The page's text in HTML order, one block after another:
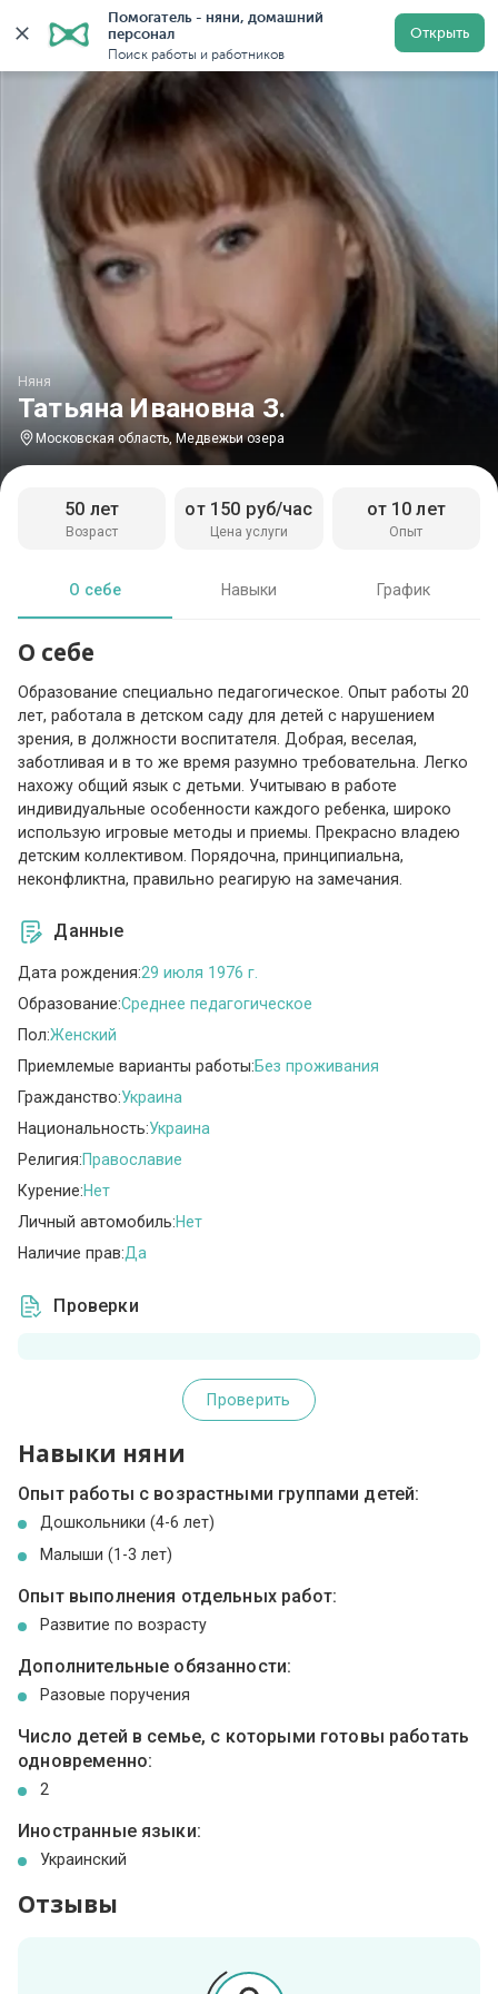
Помогатель - няни, домашний
персонал
Поиск работы и работников
Открыть
Главная Няни Няни в Московской области Няни
Татьяна Ивановна З.
Няня
Московская область, Медвежьи озера
Возраст
50 лет
Цена услуги
от 150 руб/час
Опыт
от 10 лет
О себе Навыки График
О себе
Образование специально педагогическое. Опыт работы 20
лет, работала в детском саду для детей с нарушением
зрения, в должности воспитателя. Добрая, веселая,
заботливая и в то же время разумно требовательна. Легко
нахожу общий язык с детьми. Учитываю в работе
индивидуальные особенности каждого ребенка, широко
использую игровые методы и приемы. Прекрасно владею
детским коллективом. Порядочна, принципиальна,
неконфликтна, правильно реагирую на замечания.
Данные
Дата рождения:29 июля 1976 г.
Образование:Среднее педагогическое
Пол:Женский
Приемлемые варианты работы:Без проживания
Гражданство:Украина
Национальность:Украина
Религия:Православие
Курение:Нет
Личный автомобиль:Нет
Наличие прав:Да
Проверки
Проверить
Навыки няни
Опыт работы с возрастными группами детей:
Дошкольники (4-6 лет)
Малыши (1-3 лет)
Опыт выполнения отдельных работ:
Развитие по возрасту
Дополнительные обязанности:
Разовые поручения
Число детей в семье, с которыми готовы работать
одновременно:
2
Иностранные языки:
Украинский
Отзывы